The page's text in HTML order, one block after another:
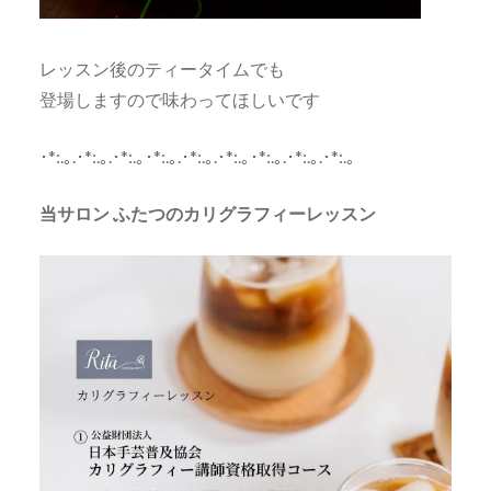
レッスン後のティータイムでも
登場しますので味わってほしいです
･*:.｡.･*:.｡.･*:.｡･*:.｡.･*:.｡.･*:.｡･*:.｡.･*:.｡.･*:.｡
当サロン ふたつのカリグラフィーレッスン